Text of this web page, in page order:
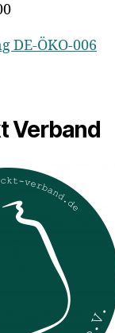
DE-ÖKO-006
Verband